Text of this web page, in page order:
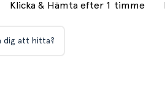
Klicka & Hämta efter 1 timme
dig att hitta?